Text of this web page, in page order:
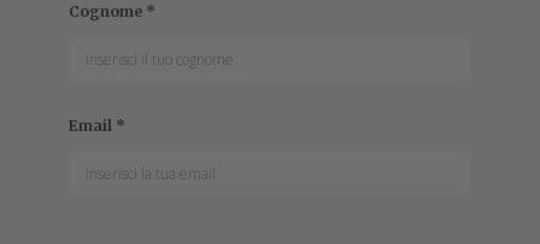
Cognome *
Email *